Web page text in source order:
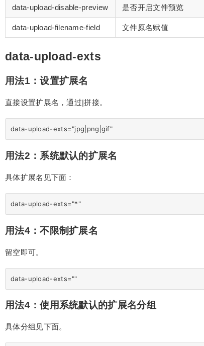
data-upload-disable-preview 是否开启文件预览
data-upload-filename-field 文件原名赋值
data-upload-exts
用法1：设置扩展名
直接设置扩展名，通过|拼接。
用法2：系统默认的扩展名
具体扩展名见下面：
用法4：不限制扩展名
留空即可。
用法4：使用系统默认的扩展名分组
具体分组见下面。